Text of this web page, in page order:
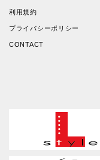
利用規約
プライバシーポリシー
CONTACT